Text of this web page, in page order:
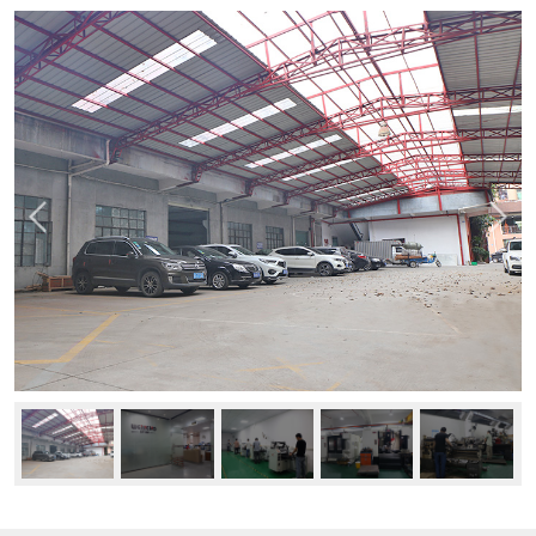
新闻中心
公司动态 行业资讯 常见问题